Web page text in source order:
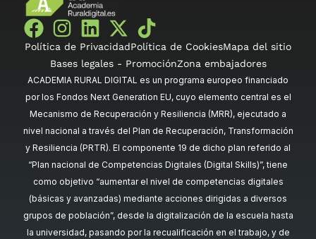
Política de PrivacidadPolítica de CookiesMapa del sitio
Bases legales - PromociónZona embajadores
ACADEMIA RURAL DIGITAL es un programa europeo financiado
por los Fondos Next Generation EU, cuyo elemento central es el
Mecanismo de Recuperación y Resiliencia (MRR), ejecutado a
nivel nacional a través del Plan de Recuperación, Transformación
y Resiliencia (PRTR). El componente 19 de dicho plan referido al
“Plan nacional de Competencias Digitales (Digital Skills)”, tiene
como objetivo “aumentar el nivel de competencias digitales
(básicas y avanzadas) mediante acciones dirigidas a diversos
grupos de población”, desde la digitalización de la escuela hasta
la universidad, pasando por la recualificación en el trabajo, y de